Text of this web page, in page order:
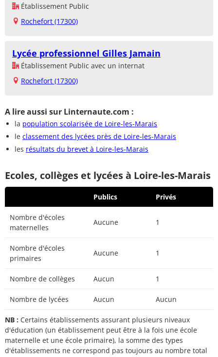
Établissement Public
Rochefort (17300)
Lycée professionnel Gilles Jamain
Établissement Public avec un internat
Rochefort (17300)
A lire aussi sur Linternaute.com :
la population scolarisée de Loire-les-Marais
le classement des lycées près de Loire-les-Marais
les résultats du brevet à Loire-les-Marais
Ecoles, collèges et lycées à Loire-les-Marais
Publics Privés
Nombre d'écoles
maternelles
Aucune 1
Nombre d'écoles
primaires
Aucune 1
Nombre de collèges Aucun 1
Nombre de lycées Aucun Aucun
NB : Certains établissements assurant plusieurs niveaux
d'éducation (un établissement peut être à la fois une école
maternelle et une école primaire), la somme des types
d'établissements ne correspond pas toujours au nombre total